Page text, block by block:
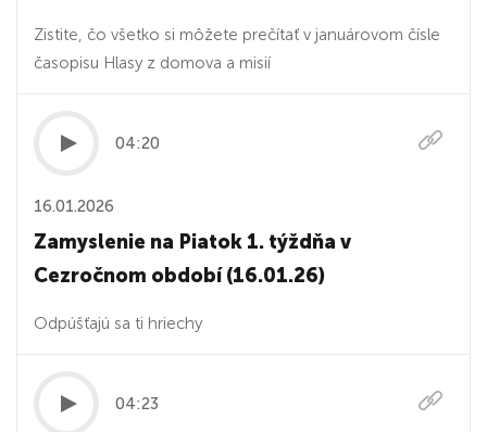
Zistite, čo všetko si môžete prečítať v januárovom čísle
časopisu Hlasy z domova a misií
04:20
16.01.2026
Zamyslenie na Piatok 1. týždňa v
Cezročnom období (16.01.26)
Odpúšťajú sa ti hriechy
04:23